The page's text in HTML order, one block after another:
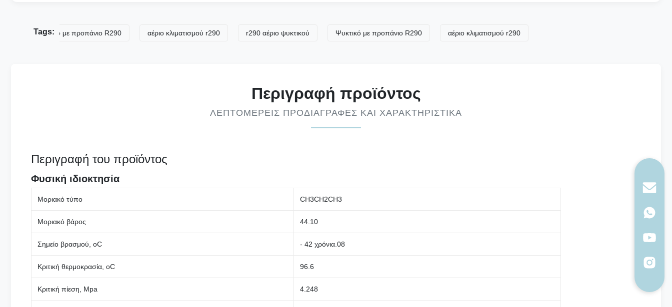
Tags:
Ψυκτικό με προπάνιο R290 αέριο κλιματισμού r290 r290 αέριο ψυκτικού Ψυκτικό με προπάνιο R290 αέριο κλιματισμού r290
Περιγραφή προϊόντος
ΛΕΠΤΟΜΕΡΕΊΣ ΠΡΟΔΙΑΓΡΑΦΈΣ ΚΑΙ ΧΑΡΑΚΤΗΡΙΣΤΙΚΆ
Περιγραφή του προϊόντος
Φυσική ιδιοκτησία
Μοριακό τύπο CH3CH2CH3
Μοριακό βάρος 44.10
Σημείο βρασμού, oC - 42 χρόνια.08
Κριτική θερμοκρασία, oC 96.6
Κριτική πίεση, Mpa 4.248